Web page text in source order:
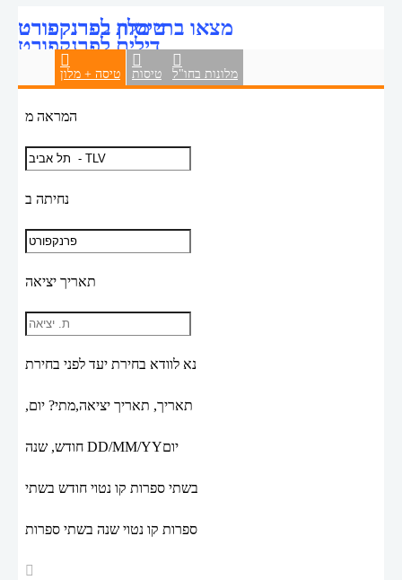
טיסה + מלון טיסות מלונות בחו"ל
דילים לפרנקפורט
המראה מ
נחיתה ב
תאריך יציאה
נא לוודא בחירת יעד לפני בחירת
תאריך, תאריך יציאה,מתי? יום,
DD/MM/YYיום
בשתי ספרות קו נטוי חודש בשתי
ספרות קו נטוי שנה בשתי ספרות
טיסות לפרנקפורט
מצאו בתי מלון בפרנקפורט